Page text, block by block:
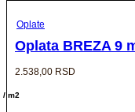
Oplate
Oplata BREZA 9
2.538,00 RSD
/ m2